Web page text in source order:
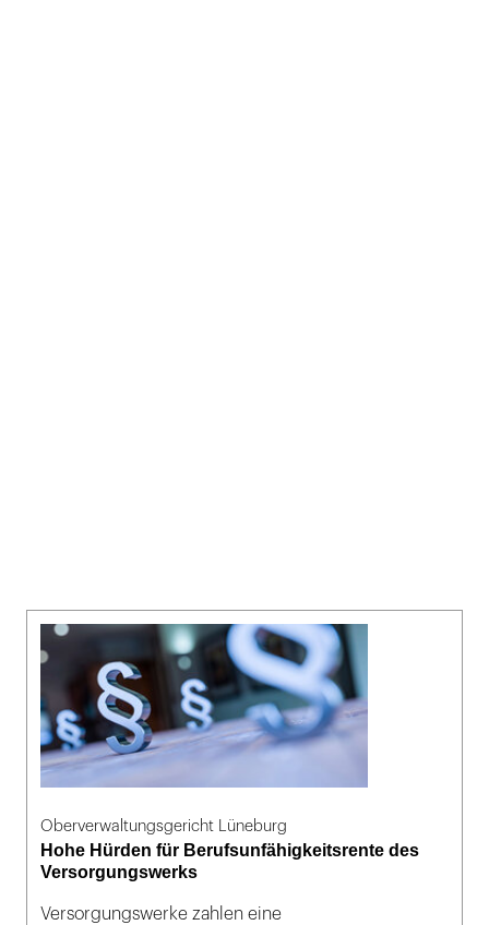
Oberverwaltungsgericht Lüneburg
Hohe Hürden für Berufsunfähigkeitsrente des
Versorgungswerks
Versorgungswerke zahlen eine